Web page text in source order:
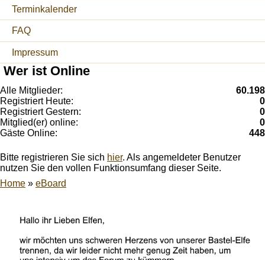
Terminkalender
FAQ
Impressum
Wer ist Online
Alle Mitglieder:
60.198
Registriert Heute:
0
Registriert Gestern:
0
Mitglied(er) online:
0
Gäste Online:
448
Bitte registrieren Sie sich hier. Als angemeldeter Benutzer
nutzen Sie den vollen Funktionsumfang dieser Seite.
Home » eBoard